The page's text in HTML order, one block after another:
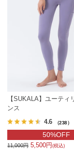
【SUKALA】ユーティ
ンス
4.6 （238）
50%OFF
11,000円 5,500円(税込)